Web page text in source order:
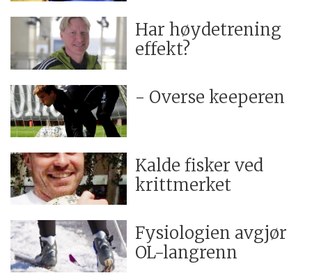
Har høydetrening
effekt?
- Overse keeperen
Kalde fisker ved
krittmerket
Fysiologien avgjør
OL-langrenn